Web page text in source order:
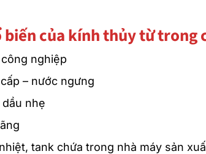
biến của kính thủy từ trong
nghiệp
– nước ngưng
nhẹ
tank chứa trong nhà máy sản